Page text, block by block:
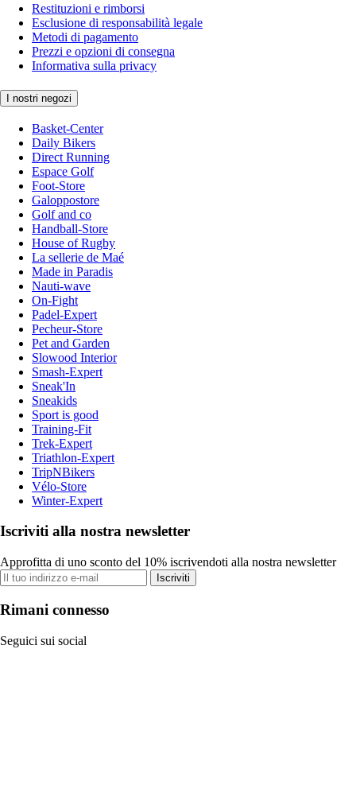
Restituzioni e rimborsi
Esclusione di responsabilità legale
Metodi di pagamento
Prezzi e opzioni di consegna
Informativa sulla privacy
I nostri negozi
Basket-Center
Daily Bikers
Direct Running
Espace Golf
Foot-Store
Galoppostore
Golf and co
Handball-Store
House of Rugby
La sellerie de Maé
Made in Paradis
Nauti-wave
On-Fight
Padel-Expert
Pecheur-Store
Pet and Garden
Slowood Interior
Smash-Expert
Sneak'In
Sneakids
Sport is good
Training-Fit
Trek-Expert
Triathlon-Expert
TripNBikers
Vélo-Store
Winter-Expert
Iscriviti alla nostra newsletter
Approfitta di uno sconto del 10% iscrivendoti alla nostra newsletter
Iscriviti
Rimani connesso
Seguici sui social